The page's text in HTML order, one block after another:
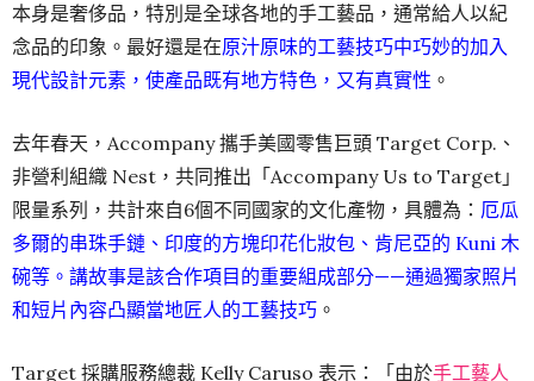
本身是奢侈品，特別是全球各地的手工藝品，通常給人以紀
念品的印象。最好還是在原汁原味的工藝技巧中巧妙的加入
現代設計元素，使產品既有地方特色，又有真實性 。
去年春天，Accompany 攜手美國零售巨頭 Target Corp.、
非營利組織 Nest，共同推出「Accompany Us to Target」
限量系列，共計來自6個不同國家的文化產物，具體為： 厄瓜
多爾的串珠手鏈、印度的方塊印花化妝包、肯尼亞的 Kuni 木
碗等。講故事是該合作項目的重要組成部分——通過獨家照片
和短片內容凸顯當地匠人的工藝技巧 。
Target 採購服務總裁 Kelly Caruso 表示：「由於手工藝人